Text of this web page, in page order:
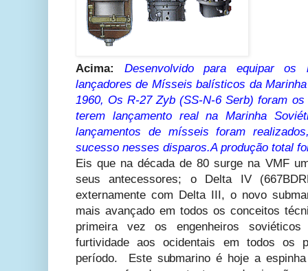
Acima:
Desenvolvido para equipar os
lançadores de Mísseis balísticos da
1960, Os R-27 Zyb (SS-N-6 Serb) foram
terem lançamento real na Marinha
lançamentos de mísseis foram
sucesso nesses disparos.A produção total
Eis que na década de 80 surge na VMF
seus antecessores; o Delta IV
externamente com Delta III, o novo
mais avançado em todos os conceitos
primeira vez os engenheiros
furtividade aos ocidentais em todos os
período. Este submarino é hoje a